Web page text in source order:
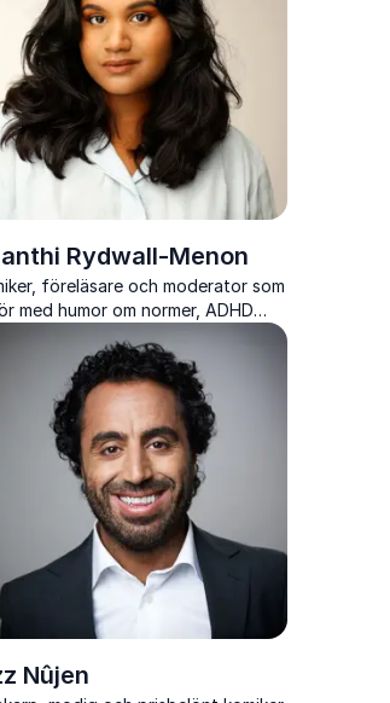
Rydwall-Menon
föreläsare och moderator som
med humor om normer, ADHD
Nûjen